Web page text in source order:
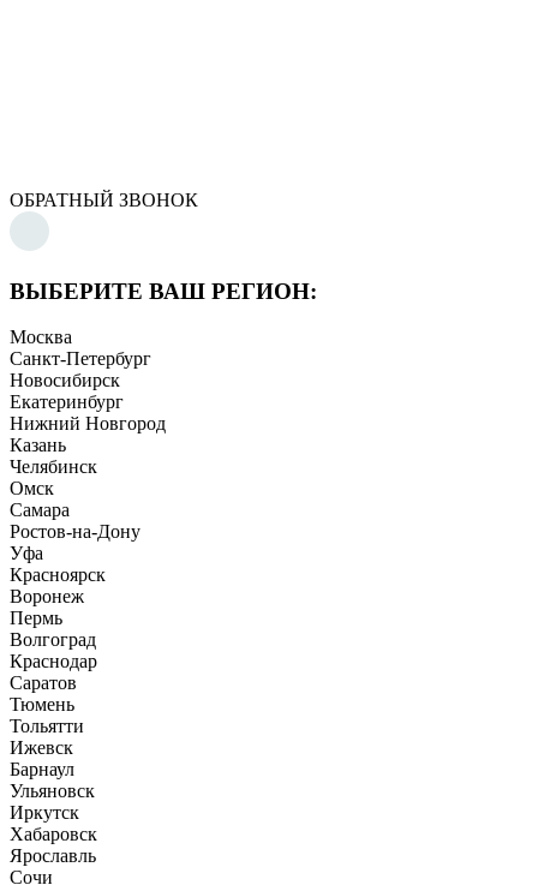
ОБРАТНЫЙ ЗВОНОК
ВЫБЕРИТЕ ВАШ РЕГИОН:
Москва
Санкт-Петербург
Новосибирск
Екатеринбург
Нижний Новгород
Казань
Челябинск
Омск
Самара
Ростов-на-Дону
Уфа
Красноярск
Воронеж
Пермь
Волгоград
Краснодар
Саратов
Тюмень
Тольятти
Ижевск
Барнаул
Ульяновск
Иркутск
Хабаровск
Ярославль
Сочи